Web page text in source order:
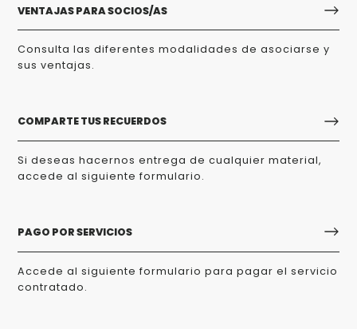
VENTAJAS PARA SOCIOS/AS
Consulta las diferentes modalidades de asociarse y
sus ventajas.
COMPARTE TUS RECUERDOS
Si deseas hacernos entrega de cualquier material,
accede al siguiente formulario.
PAGO POR SERVICIOS
Accede al siguiente formulario para pagar el servicio
contratado.